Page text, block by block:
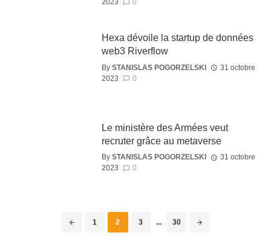
2023 0
Hexa dévoile la startup de données
web3 Riverflow
By STANISLAS POGORZELSKI
31 octobre
2023
0
Le ministère des Armées veut
recruter grâce au metaverse
By STANISLAS POGORZELSKI
31 octobre
2023
0
1 2 3 ... 30